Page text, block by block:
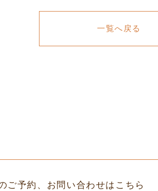
一覧へ戻る
ご予約、 お問い合わせはこちら